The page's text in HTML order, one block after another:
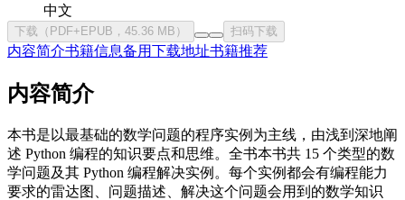
中文
下载（PDF+EPUB，45.36 MB） 扫码下载
内容简介书籍信息备用下载地址书籍推荐
内容简介
本书是以最基础的数学问题的程序实例为主线，由浅到深地阐
述 Python 编程的知识要点和思维。全书本书共 15 个类型的数
学问题及其 Python 编程解决实例。每个实例都会有编程能力
要求的雷达图、问题描述、解决这个问题会用到的数学知识